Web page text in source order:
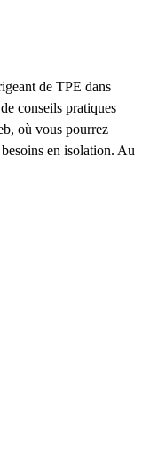
de TPE dans
conseils pratiques
où vous pourrez
en isolation. Au